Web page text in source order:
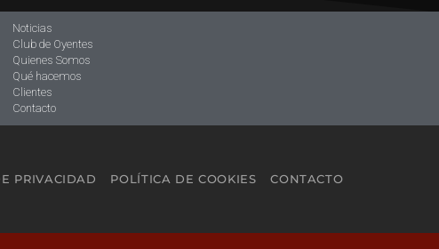
Noticias
Club de Oyentes
Quienes Somos
Qué hacemos
Clientes
Contacto
PRIVACIDAD POLÍTICA DE COOKIES CONTACTO